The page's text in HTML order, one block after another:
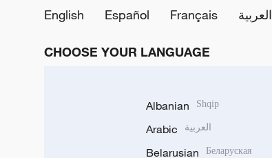
English
Español Français العربية
CHOOSE YOUR LANGUAGE
Albanian Shqip
Arabic العربية
Belarusian Беларуская